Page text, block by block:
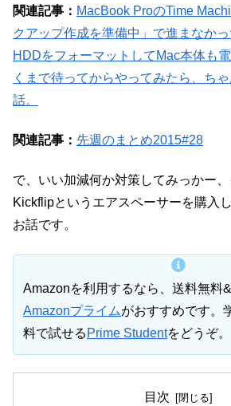
関連記事： MacBook ProのTime
クアップ作成を準備中」で進まなか
HDDをフォーマットしてMac本体も
くまで待ってからやってみたら、ち
話。
関連記事： 先週のまとめ2015#28
で、いい加減何か対策してみっかー、
Kickflipというエアスペーサーを購入
お話です。
Amazonを利用するなら、送料無料
Amazonプライムがおすすめです。
料で試せる Prime Studentをどうぞ。
目次